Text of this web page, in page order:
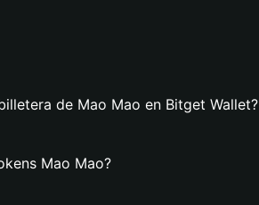
de Mao Mao en Bitget Wallet?
Mao Mao?